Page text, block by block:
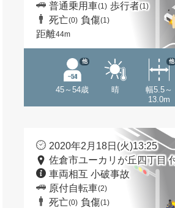
普通乗用車(1) 歩行者(1)
死亡(0) 負傷(1)
距離44m
45～54歳
他
晴
幅5.5～
13.0m
他
2020年2月18日(火)13:25
佐倉市ユーカリが丘四丁目
車両相互 小破事故
原付自転車(2)
死亡(0) 負傷(1)